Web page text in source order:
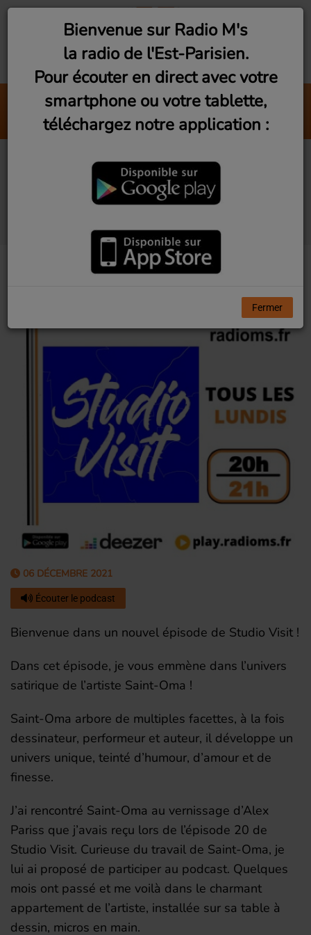
Castle on the Hill
Ed Sheeran
Studio Visit #13 - Écrire
le monde avec Saint-
06 DÉCEMBRE 2021
Écouter le podcast
Bienvenue dans un nouvel épisode de Studio Visit !
Dans cet épisode, je vous emmène dans l’univers
satirique de l’artiste Saint-Oma !
Saint-Oma arbore de multiples facettes, à la fois
dessinateur, performeur et auteur, il développe un
univers unique, teinté d’humour, d’amour et de
finesse.
J’ai rencontré Saint-Oma au vernissage d’Alex
Pariss que j’avais reçu lors de l’épisode 20 de
Studio Visit. Curieuse du travail de Saint-Oma, je
lui ai proposé de participer au podcast. Quelques
mois ont passé et me voilà dans le charmant
appartement de l’artiste, installée sur sa table à
dessin, micros en main.
Bienvenue sur Radio M's
la radio de l'Est-Parisien.
Pour écouter en direct avec votre
smartphone ou votre tablette,
téléchargez notre application :
Fermer